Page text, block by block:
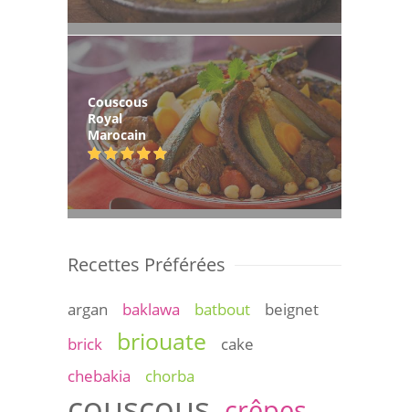
Couscous
Royal
Marocain
Recettes Préférées
argan baklawa batbout
beignet
brick
briouate
cake
chebakia
chorba